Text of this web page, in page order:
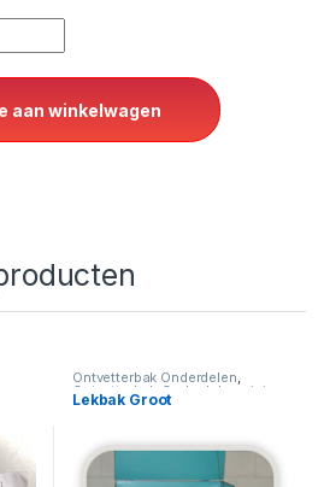
Langer houdbaar quantity
aan winkelwagen
Ontvetterbak Onderdelen,
Ontvetterbak-Onderdelenreiniger
Lekbak Groot